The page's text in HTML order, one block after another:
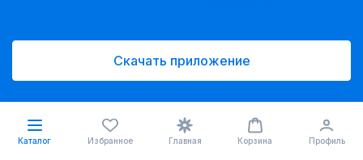
Скачать приложение
Каталог Избранное Главная Корзина Профиль